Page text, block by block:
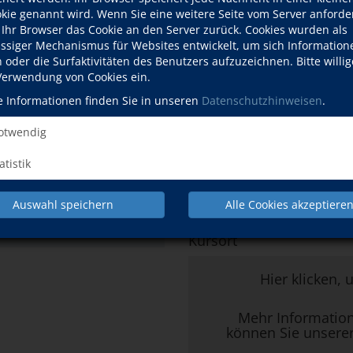
genannt wird. Wenn Sie eine weitere Seite vom Server
Browser das Cookie an den Server zurück. Cookies wurden als
Mechanismus für Websites entwickelt, um sich
oder die Surfaktivitäten des Benutzers aufzuzeichnen. Bitte
von Cookies ein.
Informationen finden Sie in unseren Datenschutzhinweisen.
Auswahl speichern Alle Cookies akzeptieren
155,40 EUR
Ort
VHS,
53111
Refresh
Kursdetails drucken
Kursort
Hier klicken,
Mehr
können Sie
Uhr
Uhr
Uhr
Uhr